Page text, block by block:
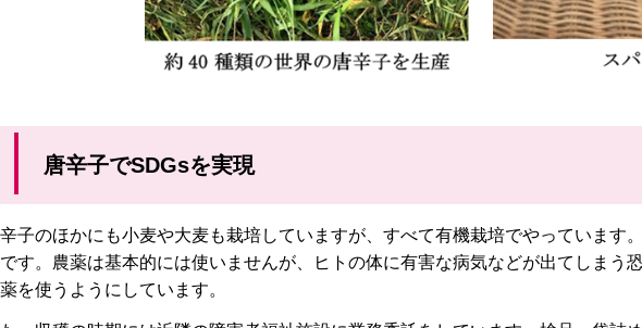
唐辛子でSDGsを実現
子のほかにも小麦や大麦も栽培していますが、すべて有機栽培でやっています
す。農薬は基本的には使いませんが、ヒトの体に有害な病気などが出てしまう
を使うようにしています。